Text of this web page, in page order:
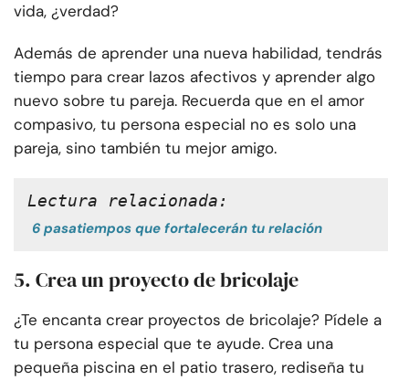
vida, ¿verdad?
Además de aprender una nueva habilidad, tendrás
tiempo para crear lazos afectivos y aprender algo
nuevo sobre tu pareja. Recuerda que en el amor
compasivo, tu persona especial no es solo una
pareja, sino también tu mejor amigo.
Lectura relacionada:
6 pasatiempos que fortalecerán tu relación
5. Crea un proyecto de bricolaje
¿Te encanta crear proyectos de bricolaje? Pídele a
tu persona especial que te ayude. Crea una
pequeña piscina en el patio trasero, rediseña tu